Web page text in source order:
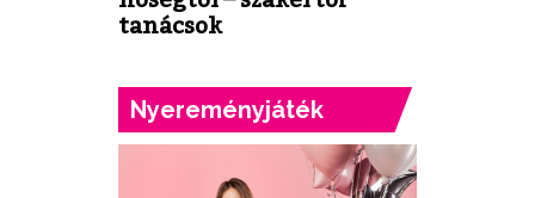
tanácsok
Nyereményjáték